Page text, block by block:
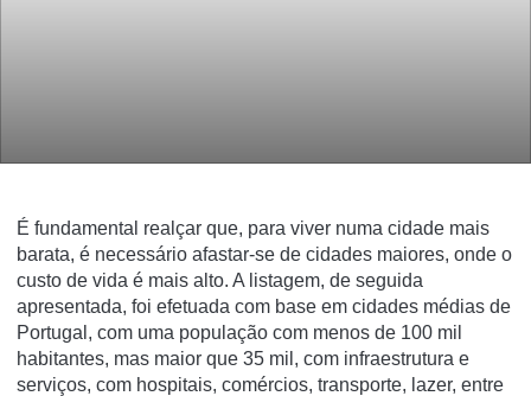
É fundamental realçar que, para viver numa cidade mais
barata, é necessário afastar-se de cidades maiores, onde o
custo de vida é mais alto. A listagem, de seguida
apresentada, foi efetuada com base em cidades médias de
Portugal, com uma população com menos de 100 mil
habitantes, mas maior que 35 mil, com infraestrutura e
serviços, com hospitais, comércios, transporte, lazer, entre